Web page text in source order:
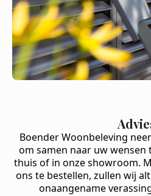
Boender Woonbeleving
om samen naar uw wensen
thuis of in onze showroom.
ons te bestellen, zullen wij
onaangename